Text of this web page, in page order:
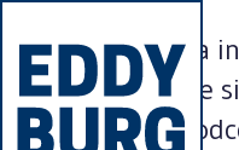
ROMA—
commerciali dove
cambiando